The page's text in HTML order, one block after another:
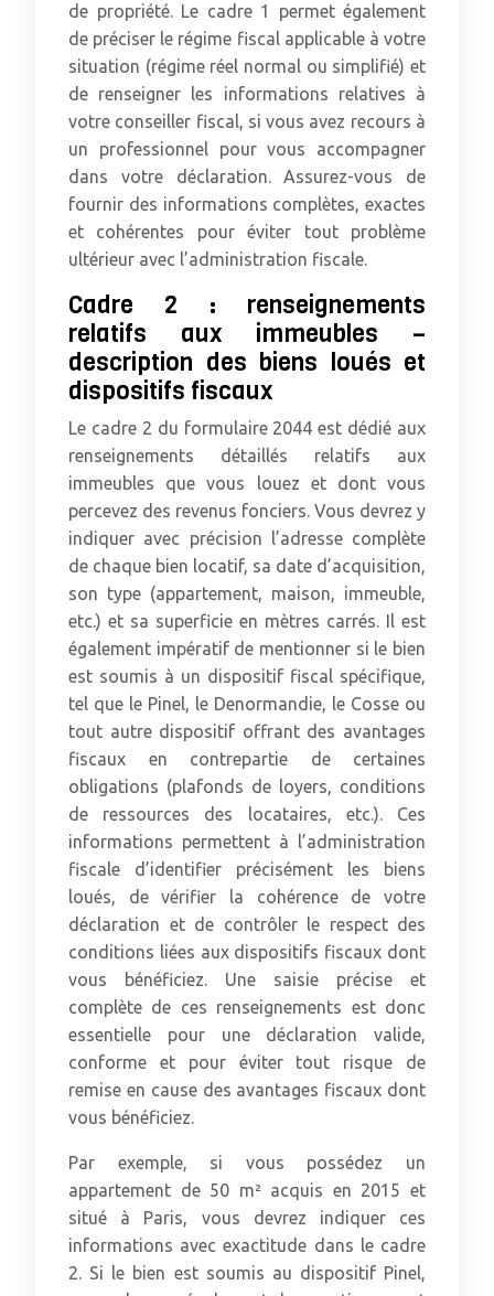
de propriété. Le cadre 1 permet également
de préciser le régime fiscal applicable à votre
situation (régime réel normal ou simplifié) et
de renseigner les informations relatives à
votre conseiller fiscal, si vous avez recours à
un professionnel pour vous accompagner
dans votre déclaration. Assurez-vous de
fournir des informations complètes, exactes
et cohérentes pour éviter tout problème
ultérieur avec l’administration fiscale.
Cadre 2 : renseignements
relatifs aux immeubles –
description des biens loués et
dispositifs fiscaux
Le cadre 2 du formulaire 2044 est dédié aux
renseignements détaillés relatifs aux
immeubles que vous louez et dont vous
percevez des revenus fonciers. Vous devrez y
indiquer avec précision l’adresse complète
de chaque bien locatif, sa date d’acquisition,
son type (appartement, maison, immeuble,
etc.) et sa superficie en mètres carrés. Il est
également impératif de mentionner si le bien
est soumis à un dispositif fiscal spécifique,
tel que le Pinel, le Denormandie, le Cosse ou
tout autre dispositif offrant des avantages
fiscaux en contrepartie de certaines
obligations (plafonds de loyers, conditions
de ressources des locataires, etc.). Ces
informations permettent à l’administration
fiscale d’identifier précisément les biens
loués, de vérifier la cohérence de votre
déclaration et de contrôler le respect des
conditions liées aux dispositifs fiscaux dont
vous bénéficiez. Une saisie précise et
complète de ces renseignements est donc
essentielle pour une déclaration valide,
conforme et pour éviter tout risque de
remise en cause des avantages fiscaux dont
vous bénéficiez.
Par exemple, si vous possédez un
appartement de 50 m² acquis en 2015 et
situé à Paris, vous devrez indiquer ces
informations avec exactitude dans le cadre
2. Si le bien est soumis au dispositif Pinel,